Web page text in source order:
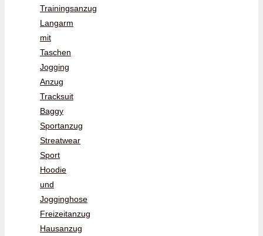
Trainingsanzug
Langarm
mit
Taschen
Jogging
Anzug
Tracksuit
Baggy
Sportanzug
Streatwear
Sport
Hoodie
und
Jogginghose
Freizeitanzug
Hausanzug